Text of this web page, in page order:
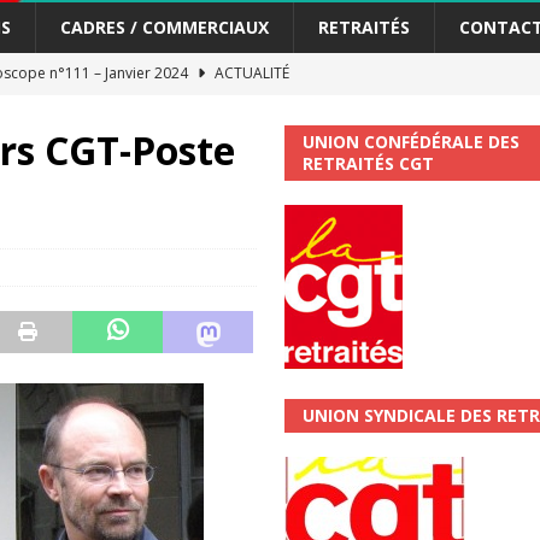
CADRES / COMMERCIAUX RETRAITÉS
n°111 – Janvier 2024
ACTUALITÉ
et…. des augmentations pour les salariéS !!!
de développement de la Direction Commerciale DDCE/Télévente :
Sociales et Culturelles : Un droit, pas un cadeau !
n°126
CGT-Poste
UNION CONFÉDÉRALE DES
RETRAITÉS CGT
UNION SYNDICALE DES